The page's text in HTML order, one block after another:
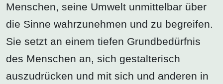
Menschen, seine Umwelt unmittelbar über
die Sinne wahrzunehmen und zu begreifen.
Sie setzt an einem tiefen Grundbedürfnis
des Menschen an, sich gestalterisch
auszudrücken und mit sich und anderen in